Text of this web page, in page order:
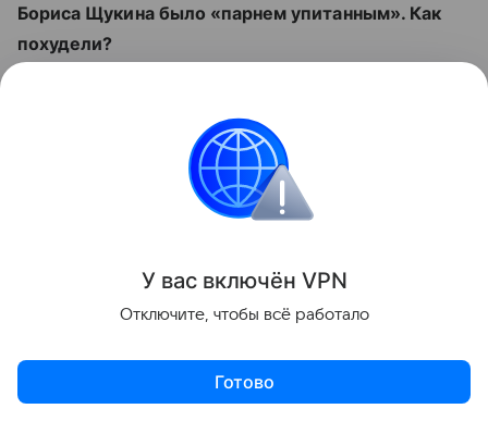
Бориса Щукина было «парнем упитанным». Как
похудели?
полноте. Чуть остановлюсь, не позанимаюсь
спортом пару недель и все — привет, щеки.
Поэтому стараюсь не останавливаться — вот
сейчас даю вам интервью, только что выйдя из
теннис и баскетбол, люблю кататься на коньках и
горных лыжах.
У вас включён VPN
Отключите, чтобы всё работало
Готово